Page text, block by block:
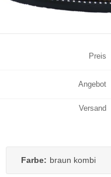
Preis
Angebot
Versand
Farbe: braun kombi